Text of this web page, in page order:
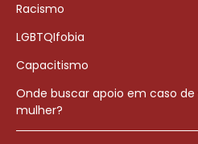
Racismo
LGBTQIfobia
Capacitismo
Onde buscar apoio em caso
mulher?